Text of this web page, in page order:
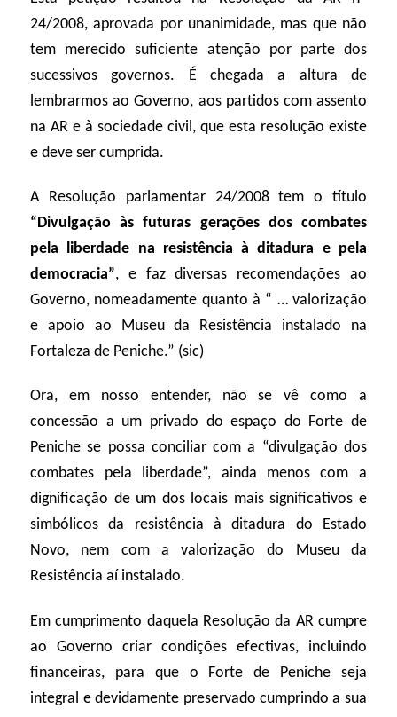
24/2008, aprovada por unanimidade, mas que não
tem merecido suficiente atenção por parte dos
sucessivos governos. É chegada a altura de
lembrarmos ao Governo, aos partidos com assento
na AR e à sociedade civil, que esta resolução existe
e deve ser cumprida.
A Resolução parlamentar 24/2008 tem o título
“Divulgação às futuras gerações dos combates
pela liberdade na resistência à ditadura e pela
democracia”, e faz diversas recomendações ao
Governo, nomeadamente quanto à “ … valorização
e apoio ao Museu da Resistência instalado na
Fortaleza de Peniche.” (sic)
Ora, em nosso entender, não se vê como a
concessão a um privado do espaço do Forte de
Peniche se possa conciliar com a “divulgação dos
combates pela liberdade”, ainda menos com a
dignificação de um dos locais mais significativos e
simbólicos da resistência à ditadura do Estado
Novo, nem com a valorização do Museu da
Resistência aí instalado.
Em cumprimento daquela Resolução da AR cumpre
ao Governo criar condições efectivas, incluindo
financeiras, para que o Forte de Peniche seja
integral e devidamente preservado cumprindo a sua